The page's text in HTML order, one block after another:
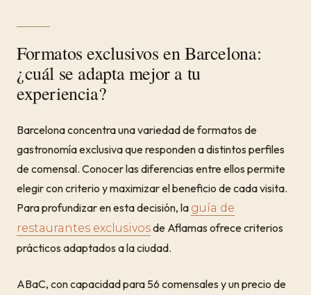
Formatos exclusivos en Barcelona:
¿cuál se adapta mejor a tu
experiencia?
Barcelona concentra una variedad de formatos de
gastronomía exclusiva que responden a distintos perfiles
de comensal. Conocer las diferencias entre ellos permite
elegir con criterio y maximizar el beneficio de cada visita.
Para profundizar en esta decisión, la guía de
restaurantes exclusivosde Aflamas ofrece criterios
prácticos adaptados a la ciudad.
ABaC, con capacidad para 56 comensales y un precio de